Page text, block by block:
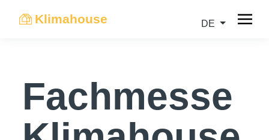
Klimahouse DE
Fachmesse